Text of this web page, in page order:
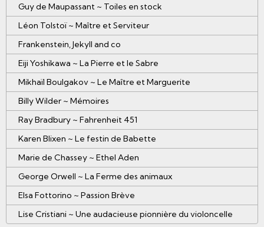
Guy de Maupassant ~ Toiles en stock
Léon Tolstoï ~ Maître et Serviteur
Frankenstein, Jekyll and co
Eiji Yoshikawa ~ La Pierre et le Sabre
Mikhaïl Boulgakov ~ Le Maître et Marguerite
Billy Wilder ~ Mémoires
Ray Bradbury ~ Fahrenheit 451
Karen Blixen ~ Le festin de Babette
Marie de Chassey ~ Ethel Aden
George Orwell ~ La Ferme des animaux
Elsa Fottorino ~ Passion Brève
Lise Cristiani ~ Une audacieuse pionnière du violoncelle